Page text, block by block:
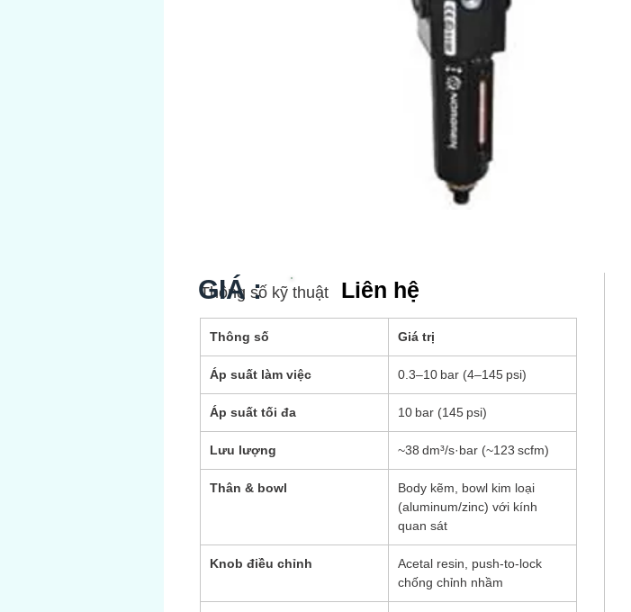
Thông số kỹ thuật
Thông số Giá trị
Áp suất làm việc 0.3–10 bar (4–145 psi)
Áp suất tối đa 10 bar (145 psi)
Lưu lượng ~38 dm³/s·bar (~123 scfm)
Thân & bowl
Body kẽm, bowl kim loại
(aluminum/zinc) với kính
quan sát
Knob điều chỉnh
Acetal resin, push‑to‑lock
chống chỉnh nhầm
Liên hệ
GIÁ :